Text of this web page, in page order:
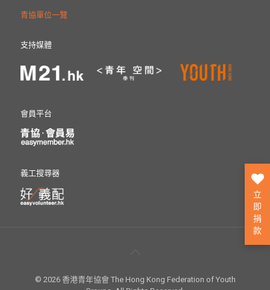
青協單位一覽
支持媒體
會員平台
義工搜尋器
© 2026 香港青年協會 The Hong Kong Federation of Youth
立
即
捐
款